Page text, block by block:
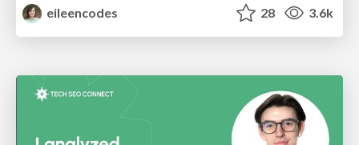
eileencodes
28 3.6k